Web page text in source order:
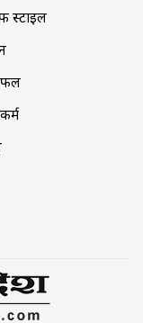
स्टाइल